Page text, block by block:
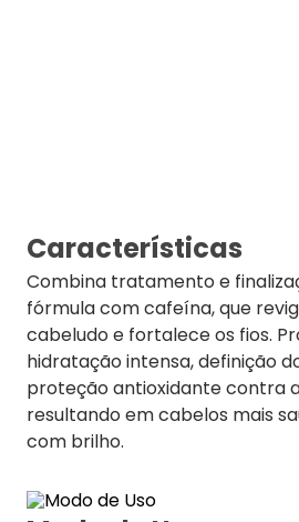
Características
Combina tratamento e
fórmula com cafeína, que
cabeludo e fortalece os fios.
hidratação intensa, definição
proteção antioxidante contra
resultando em cabelos mais
com brilho.